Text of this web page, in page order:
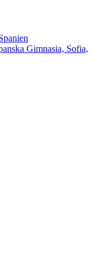
Gimnasia, Sofia,